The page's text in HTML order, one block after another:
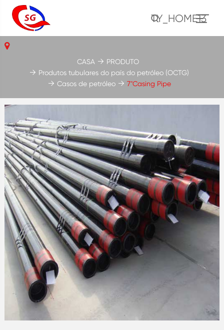
TY_HOME13
CASA
PRODUTO
Produtos tubulares do país do petróleo (OCTG)
Casos de petróleo
7''Casing Pipe